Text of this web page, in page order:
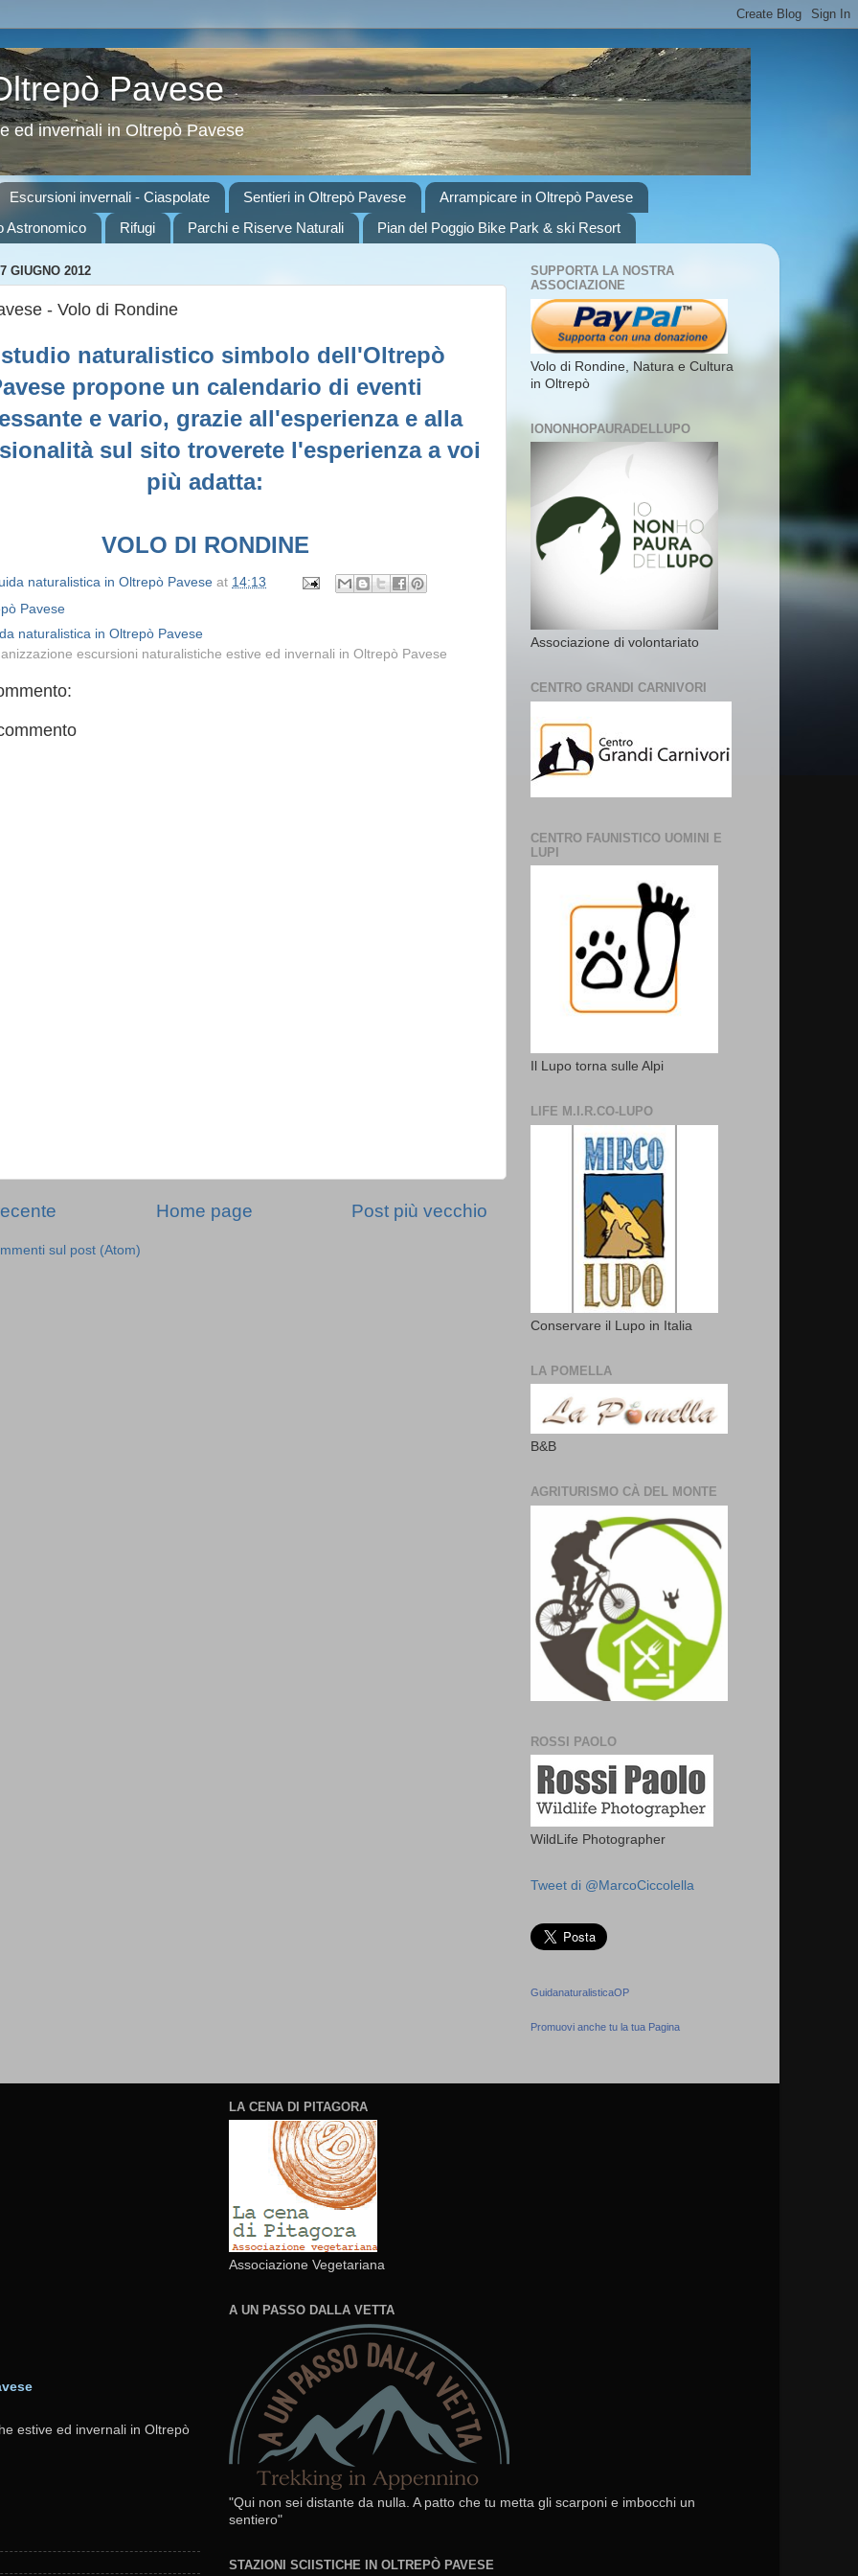
Pavese
ed invernali in Oltrepò Pavese
Escursioni invernali - Ciaspolate Sentieri in Oltrepò Pavese
Arrampicare in Oltrepò Pavese
Astronomico Rifugi Parchi e Riserve Naturali Pian del Poggio Bike Park & ski Resort
GIUGNO 2012
- Volo di Rondine
naturalistico simbolo dell'Oltrepò
propone un calendario di eventi
e vario, grazie all'esperienza e alla
sul sito troverete l'esperienza a voi
più adatta:
VOLO DI RONDINE
naturalistica in Oltrepò Pavese at 14:13
Pavese
naturalistica in Oltrepò Pavese
escursioni naturalistiche estive ed invernali in Oltrepò Pavese
Post più vecchio
Home page
sul post (Atom)
SUPPORTA LA NOSTRA
ASSOCIAZIONE
Volo di Rondine, Natura e Cultura
in Oltrepò
IONONHOPAURADELLUPO
Associazione di volontariato
CENTRO GRANDI CARNIVORI
CENTRO FAUNISTICO UOMINI E
LUPI
Il Lupo torna sulle Alpi
LIFE M.I.R.CO-LUPO
Conservare il Lupo in Italia
LA POMELLA
B&B
AGRITURISMO CÀ DEL MONTE
ROSSI PAOLO
WildLife Photographer
Tweet di @MarcoCiccolella
GuidanaturalisticaOP
Promuovi anche tu la tua Pagina
estive ed invernali in Oltrepò
LA CENA DI PITAGORA
Associazione Vegetariana
A UN PASSO DALLA VETTA
"Qui non sei distante da nulla. A patto che tu metta gli scarponi e imbocchi un
sentiero"
STAZIONI SCIISTICHE IN OLTREPÒ PAVESE